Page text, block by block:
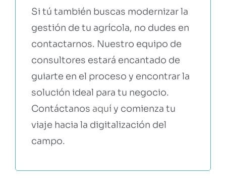
Si tú también buscas modernizar la
gestión de tu agrícola, no dudes en
contactarnos. Nuestro equipo de
consultores estará encantado de
guiarte en el proceso y encontrar la
solución ideal para tu negocio.
Contáctanos aquí y comienza tu
viaje hacia la digitalización del
campo.